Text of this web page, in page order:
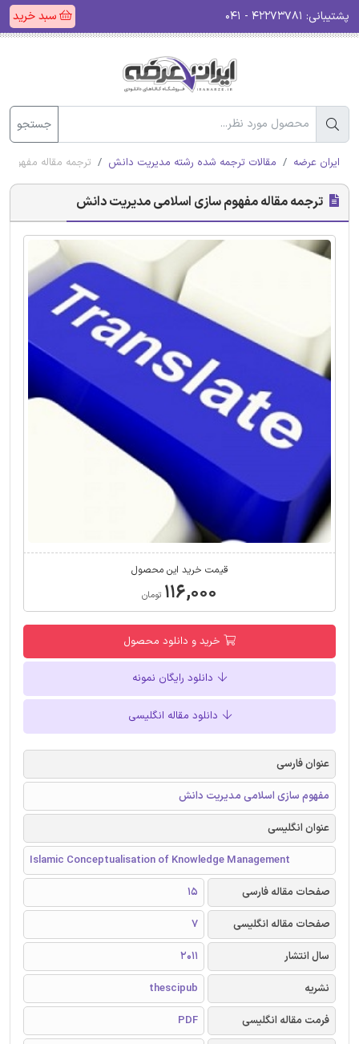
پشتیبانی: سبد خرید
جستجو
ایران عرضه مقالات ترجمه شده رشته مدیریت دانش ترجمه مقاله
ترجمه مقاله مفهوم سازی اسلامی مدیریت دانش
قیمت خرید این محصول
۱۱۶,۰۰۰ تومان
خرید و دانلود محصول
دانلود رایگان نمونه
دانلود مقاله انگلیسی
عنوان فارسی
مفهوم سازی اسلامی مدیریت دانش
عنوان انگلیسی
Islamic Conceptualisation of Knowledge Management
صفحات مقاله فارسی
15
صفحات مقاله انگلیسی
7
سال انتشار
2011
نشریه
thescipub
فرمت مقاله انگلیسی
PDF